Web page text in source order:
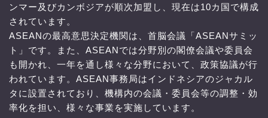
ンマー及びカンボジアが順次加盟し、現在は10カ国で構成
されています。
ASEANの最高意思決定機関は、首脳会議「ASEANサミッ
ト」です。また、ASEANでは分野別の閣僚会議や委員会
も開かれ、一年を通し様々な分野において、政策協議が行
われています。ASEAN事務局はインドネシアのジャカル
タに設置されており、機構内の会議・委員会等の調整・効
率化を担い、様々な事業を実施しています。